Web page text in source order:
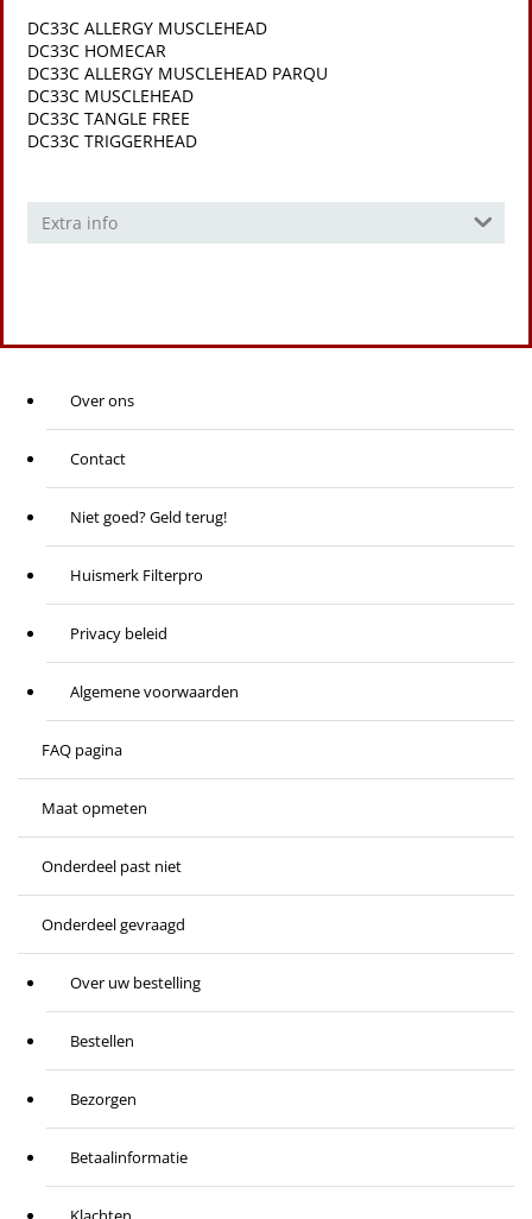
DC33C ALLERGY MUSCLEHEAD
DC33C HOMECAR
DC33C ALLERGY MUSCLEHEAD PARQU
DC33C MUSCLEHEAD
DC33C TANGLE FREE
DC33C TRIGGERHEAD
Extra info
Over ons
Contact
Niet goed? Geld terug!
Huismerk Filterpro
Privacy beleid
Algemene voorwaarden
FAQ pagina
Maat opmeten
Onderdeel past niet
Onderdeel gevraagd
Over uw bestelling
Bestellen
Bezorgen
Betaalinformatie